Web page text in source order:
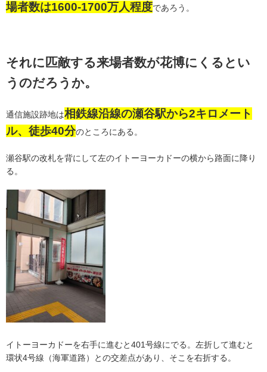
場者数は1600-1700万人程度であろう。
それに匹敵する来場者数が花博にくるとい
うのだろうか。
通信施設跡地は相鉄線沿線の瀬谷駅から2キロメート
ル、徒歩40分のところにある。
瀬谷駅の改札を背にして左のイトーヨーカドーの横から路面に降り
る。
イトーヨーカドーを右手に進むと401号線にでる。左折して進むと
環状4号線（海軍道路）との交差点があり、そこを右折する。